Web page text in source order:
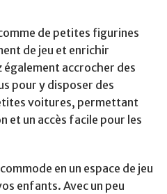
de petites figurines
de jeu et enrichir
également accrocher des
pour y disposer des
voitures, permettant
et un accès facile pour les
en un espace de jeu
enfants. Avec un peu